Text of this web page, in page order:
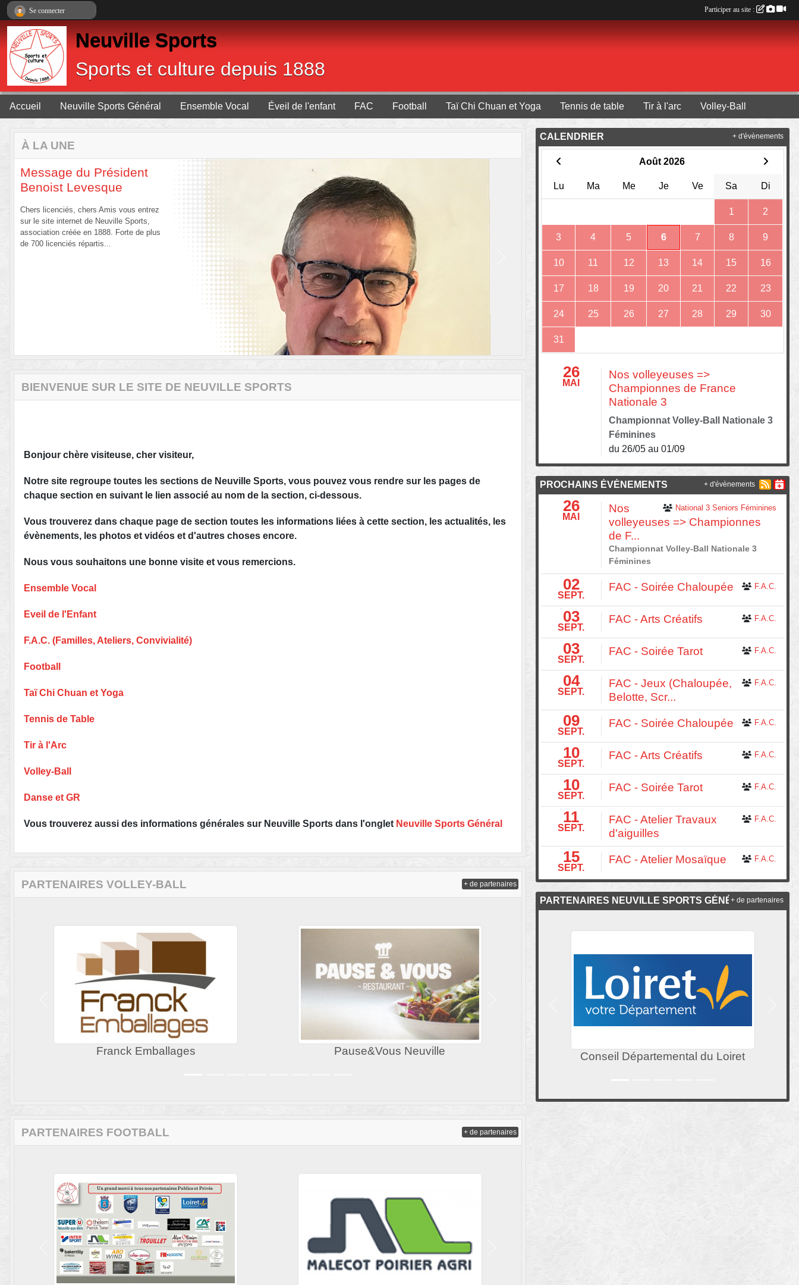
Neuville Sports
Sports et culture depuis 1888
Accueil Neuville Sports Général Ensemble Vocal Éveil de l'enfant FAC Football Taï Chi Chuan et Yoga Tennis de table Tir à l'arc Volley-Ball
À LA UNE
Message du Président
Benoist Levesque
Chers licenciés, chers Amis vous entrez
sur le site internet de Neuville Sports,
association créée en 1888. Forte de plus
de 700 licenciés répartis...
BIENVENUE SUR LE SITE DE NEUVILLE SPORTS
Bonjour chère visiteuse, cher visiteur,
Notre site regroupe toutes les sections de Neuville Sports, vous pouvez vous rendre sur les pages de
chaque section en suivant le lien associé au nom de la section, ci-dessous.
Vous trouverez dans chaque page de section toutes les informations liées à cette section, les actualités, les
évènements, les photos et vidéos et d'autres choses encore.
Nous vous souhaitons une bonne visite et vous remercions.
Ensemble Vocal
Eveil de l'Enfant
F.A.C. (Familles, Ateliers, Convivialité)
Football
Taï Chi Chuan et Yoga
Tennis de Table
Tir à l'Arc
Volley-Ball
Danse et GR
Vous trouverez aussi des informations générales sur Neuville Sports dans l'onglet Neuville Sports Général
PARTENAIRES VOLLEY-BALL
Pause&Vous Neuville ALEX OLIVIER Collecteam
Précedent
+ de partenaires
PARTENAIRES FOOTBALL
Précedent
+ de partenaires
CALENDRIER
Août 2026
Lu Ma Me Je Ve Sa Di
1 2
3 4 5 6 7 8 9
10 11 12 13 14 15 16
17 18 19 20 21 22 23
24 25 26 27 28 29 30
31
26
MAI
Nos volleyeuses =>
Championnes de France
Nationale 3
Championnat Volley-Ball Nationale 3
Féminines
du 26/05 au 01/09
+ d'évènements
PROCHAINS ÉVÉNEMENTS
26
MAI
National 3 Seniors Féminines
Nos
volleyeuses => Championnes
de F...
Championnat Volley-Ball Nationale 3
Féminines
02
SEPT.
F.A.C.
FAC - Soirée Chaloupée
03
SEPT.
F.A.C.
FAC - Arts Créatifs
03
SEPT.
F.A.C.
FAC - Soirée Tarot
04
SEPT.
F.A.C.
FAC - Jeux (Chaloupée,
Belotte, Scr...
09
SEPT.
F.A.C.
FAC - Soirée Chaloupée
10
SEPT.
F.A.C.
FAC - Arts Créatifs
10
SEPT.
F.A.C.
FAC - Soirée Tarot
11
SEPT.
F.A.C.
FAC - Atelier Travaux
d'aiguilles
15
SEPT.
F.A.C.
FAC - Atelier Mosaïque
+ d'évènements
PARTENAIRES NEUVILLE SPORTS GÉNÉRAL
Conseil Départemental du Loiret Crédit Mutuel
Précedent
+ de partenaires
Se connecter Participer au site :
Panneau de gestion des cookies